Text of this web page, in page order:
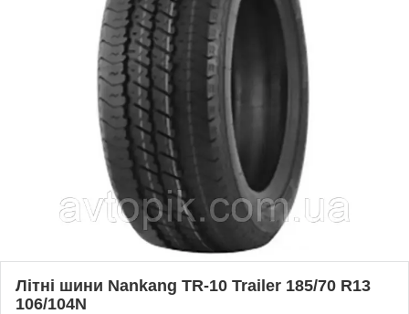
Літні шини Nankang TR-10 Trailer 185/70 R13
106/104N